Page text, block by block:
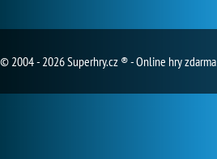
© 2004 - 2026 Superhry.cz ® - Online hry zdarma